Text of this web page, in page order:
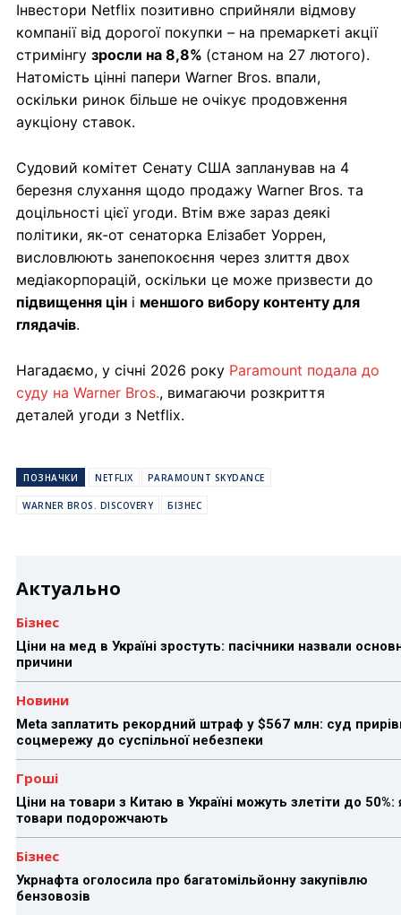
Інвестори Netflix позитивно сприйняли відмову
компанії від дорогої покупки – на премаркеті акції
стримінгу зросли на 8,8% (станом на 27 лютого).
Натомість цінні папери Warner Bros. впали,
оскільки ринок більше не очікує продовження
аукціону ставок.
Судовий комітет Сенату США запланував на 4
березня слухання щодо продажу Warner Bros. та
доцільності цієї угоди. Втім вже зараз деякі
політики, як-от сенаторка Елізабет Уоррен,
висловлюють занепокоєння через злиття двох
медіакорпорацій, оскільки це може призвести до
підвищення цін і меншого вибору контенту для
глядачів.
Нагадаємо, у січні 2026 року Paramount подала до
суду на Warner Bros., вимагаючи розкриття
деталей угоди з Netflix.
ПОЗНАЧКИ NETFLIX PARAMOUNT SKYDANCE
WARNER BROS. DISCOVERY БІЗНЕС
Актуально
Бізнес
Ціни на мед в Україні зростуть: пасічники назвали
причини
Новини
Meta заплатить рекордний штраф у $567 млн: суд
соцмережу до суспільної небезпеки
Гроші
Ціни на товари з Китаю в Україні можуть злетіти до 50%:
товари подорожчають
Бізнес
Укрнафта оголосила про багатомільйонну закупівлю
бензовозів